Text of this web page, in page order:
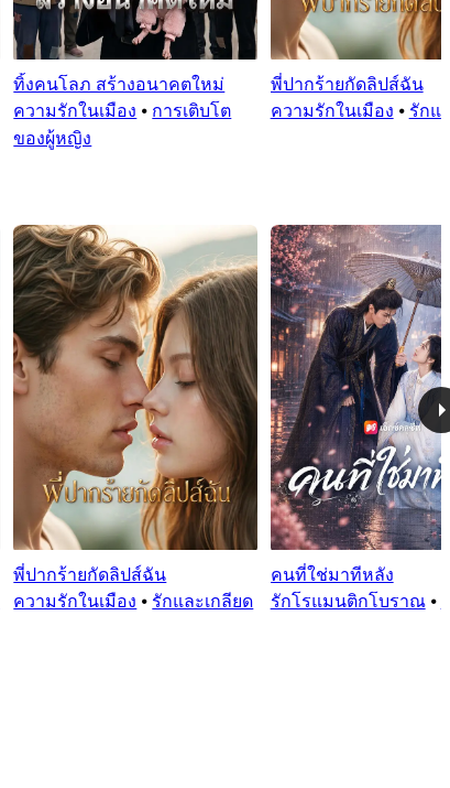
ทิ้งคนโลภ สร้างอนาคตใหม่
ความรักในเมือง ⦁ การเติบโต
ของผู้หญิง
พี่ปากร้ายกัดลิปส์ฉัน
ความรักในเมือง ⦁ รักแ
พี่ปากร้ายกัดลิปส์ฉัน
ความรักในเมือง ⦁ รักและเกลียด
คนที่ใช่มาทีหลัง
รักโรแมนติกโบราณ⦁